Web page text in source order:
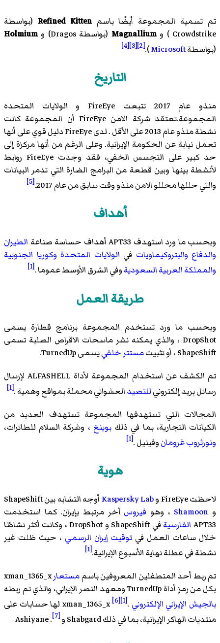
تم تسمية المجموعة أيضًا باسمRefined Kitten (بواسطة
Crowdstrike ) وMagnallium (بواسطةDragos) وHolmium
(بواسطةMicrosoft
).
[2]
[3]
[4]
التاريخ
منذو عام 2017 تتبعت FireEyeو الولايات المتحده
المجموعة.تعتقد شركة الامن FireEye أن المجموعة كانت
نشطة منذو عام 2013 على الأقل . لدى
FireEyeدليل قوي على أنها
تعمل نيابة عن الحكومة الإيرانية. وعلى الرغم من أنها مركزة إلى
حد كبير على التجسس الخفي، فقد وجدتFireEye روابط
لأنشطة بينها وبين قطعة من البرامج الضارة التي تدمر البيانات
والتي حللها محللو الامن منذو وقت سابق من عام 2017.
[5]
أهداف
وبحسب ما ورد استهدف APT33 أهداف حساسة صناعة
الطيران
والدفاع والبتروكيماويات في الولايات المتحدة وكوريا الجنوبية
والمملكة العربية السعوديةوفي الشرق الأوسط عموما .[1]
طريقة العمل
وبحسب ما ورد تستخدم المجموعة برنامج قطارة يسمى
DropShot ، والذي يمكنه نشر ماسحات الاقراص الصلبة تسمى
ShapeShift ، أو تثبيت
مستتر خلفييسمى TurnedUp.
تم الكشف عن استخدام المجموعة لأداة ALFASHELLلإرسال
رسائل بريد إلكترونيللتصيدالعشوائي محملة بمواقع وهمية .[1]
المجالات التي تستهدفها المجموعة تستهدف العديد من
الكيانات التجارية، بما في ذلكبوينغ ، وشركة السلام للطائرات،
ونورثروب غرومانوفينيل .[1]
هوية
لاحظت FireEye و Kaspersky Lab
أوجه التشابه بين ShapeShift
و Shamoon ، وهو فيروس آخر مرتبط بإيران. كما استخدمت
APT33 الفارسية
في ShapeShift و DropShot ، وكانت أكثر نشاطًا
خلال ساعات العمل في توقيت إيران الرسمي ، حيث ظلت غير
نشطة في عطلة نهاية الأسبوع الإيرانية.[1]
تم ربط أحد المتطفلين المعروفين باسممستعارxman_1365_x
بكل من رمز أداة TurnedUp ومعهد النصر الإيراني، والذي تم ربطه
بالجيش الإيراني الإلكتروني .
[1]
[6]
xman_1365_x لها حسابات على
منتديات الهاكر الإيرانية، بما في ذلك Shabgard و Ashiyane .
[7]